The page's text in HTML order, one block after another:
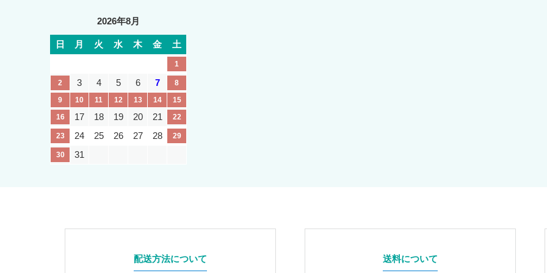
2026年8月
日 月 火 水 木 金 土
1
2 3 4 5 6 7
8
9
10 11 12 13 14
15
16
17 18 19 20 21 22
23 24 25 26 27 28 29
30 31
配送方法について 送料について